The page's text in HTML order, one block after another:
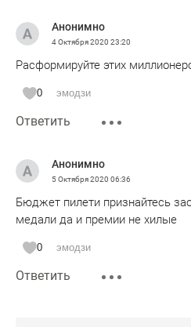
Анонимно
4 Октября 2020 23:20
Расформируйте этих
0 эмодзи
Ответить
Анонимно
5 Октября 2020 06:36
Бюджет пилети признайтесь
медали да и премии не хилые
0 эмодзи
Ответить